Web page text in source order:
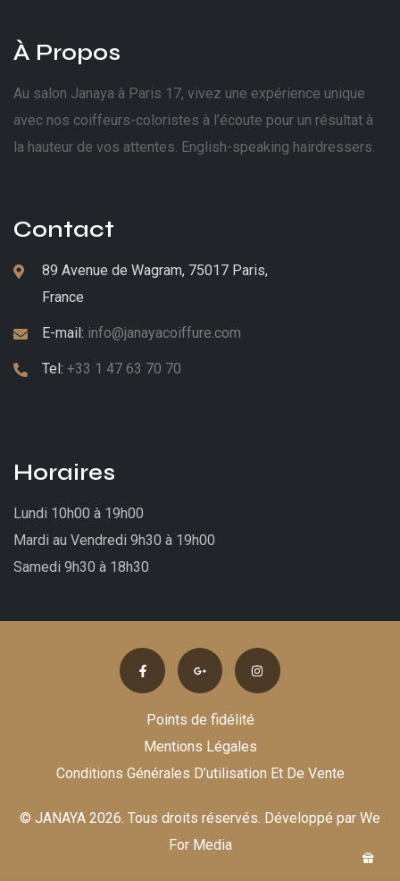
À Propos
Au salon Janaya à Paris 17, vivez une expérience unique
avec nos coiffeurs-coloristes à l’écoute pour un résultat à
la hauteur de vos attentes. English-speaking hairdressers.
Contact
89 Avenue de Wagram, 75017 Paris,
France
E-mail: info@janayacoiffure.com
Tel: +33 1 47 63 70 70
Horaires
Lundi 10h00 à 19h00
Mardi au Vendredi 9h30 à 19h00
Samedi 9h30 à 18h30
© JANAYA 2026. Tous droits réservés. Développé par We
For Media
Points de fidélité
Mentions Légales
Conditions Générales D’utilisation Et De Vente